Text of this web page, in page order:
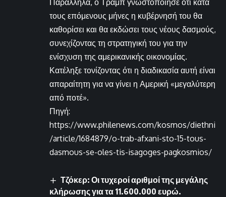
τους επόμενους μήνες η κυβέρνησή του θα
καθορίσει και θα εκδώσει τους νέους δασμούς,
συνεχίζοντας τη στρατηγική του για την
ενίσχυση της αμερικανικής οικονομίας.
Κατέληξε τονίζοντας ότι η διαδικασία αυτή είναι
απαραίτητη για να γίνει η Αμερική «μεγαλύτερη
από ποτέ».
Πηγή:
https://www.philenews.com/kosmos/diethni
/article/1684879/o-trab-afxani-sto-15-tous-
dasmous-se-oles-tis-isagoges-pagkosmios/
Τζόκερ: Οι τυχεροί αριθμοί της μεγάλης
κλήρωσης για τα 11.600.000 ευρώ.